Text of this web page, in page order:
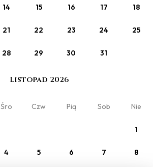
14 15 16 17 18
21 22 23 24 25
28 29 30 31
Listopad 2026
Śro Czw Pią Sob Nie
1
4 5 6 7 8
Kontakt